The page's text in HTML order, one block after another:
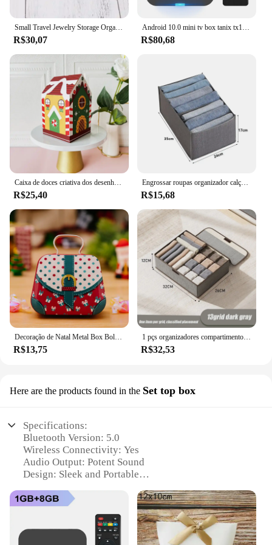
R$30,07 R$80,68
R$25,40
Engrossar roupas organizador calças camisola armários de armazenamento gavetas organizador jeans caixa de armazenamento guarda-roupa organizadores de armazenamento de roupas
R$15,68
Decoração de Natal Metal Box Bolsa Shape Tin Jar Estojo de armazenamento de jóias Kids Gift Can Decors Xmas Party, 2022
R$13,75
1 pçs organizadores compartimentos de armazenamento de tecido tipo gaveta caixa de armazenamento três em um organizador de guarda-roupa roupas meias dobráveis casa
R$32,53
Here are the products found in the Set top box
Specifications:
Bluetooth Version: 5.0
Wireless Connectivity: Yes
Audio Output: Potent Sound
Design: Sleek and Portable
Battery Life: Long-lasting Playtime
|Caixa De Som Portátil Wireless Bluetooth 5 0